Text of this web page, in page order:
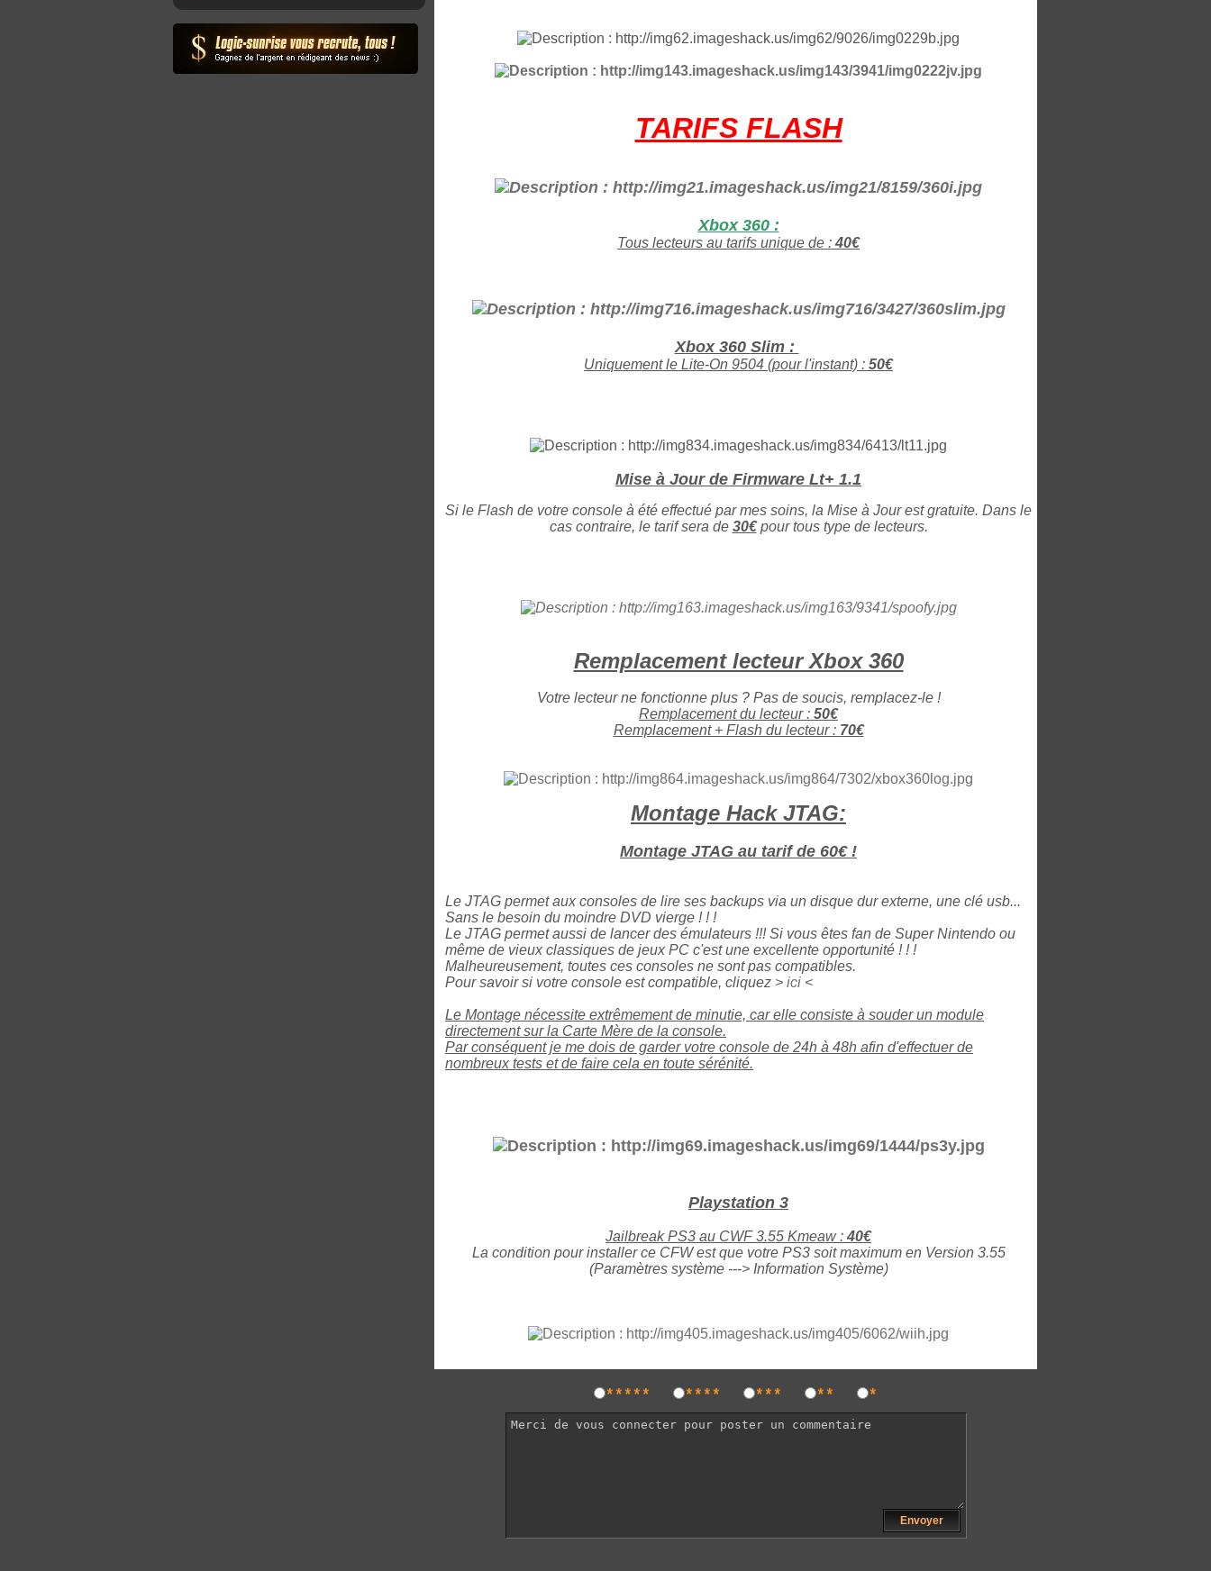
TARIFS FLASH
Xbox 360 :
Tous lecteurs au tarifs unique de : 40€
Xbox 360 Slim :
Uniquement le Lite-On 9504 (pour l'instant) : 50€
Mise à Jour de Firmware Lt+ 1.1
Si le Flash de votre console à été effectué par mes soins, la Mise à Jour est gratuite. Dans le
cas contraire, le tarif sera de 30€pour tous type de lecteurs.
Remplacement lecteur Xbox 360
Votre lecteur ne fonctionne plus ? Pas de soucis, remplacez-le !
Remplacement du lecteur : 50€
Remplacement + Flash du lecteur : 70€
Montage Hack JTAG:
Montage JTAG au tarif de 60€ !
Le JTAG permet aux consoles de lire ses backups via un disque dur externe, une clé usb...
Sans le besoin du moindre DVD vierge ! ! !
Le JTAG permet aussi de lancer des émulateurs !!! Si vous êtes fan de Super Nintendo ou
même de vieux classiques de jeux PC c'est une excellente opportunité ! ! !
Malheureusement, toutes ces consoles ne sont pas compatibles.
Pour savoir si votre console est compatible, cliquez > ici <
Le Montage nécessite extrêmement de minutie, car elle consiste à souder un module
directement sur la Carte Mère de la console.
Par conséquent je me dois de garder votre console de 24h à 48h afin d'effectuer de
nombreux tests et de faire cela en toute sérénité.
Playstation 3
Jailbreak PS3 au CWF 3.55 Kmeaw : 40€
La condition pour installer ce CFW est que votre PS3 soit maximum en Version 3.55
(Paramètres système ---> Information Système)
***** **** *** ** *
Envoyer